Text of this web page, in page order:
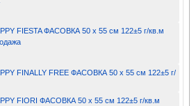
FIESTA ФАСОВКА 50 x 55 см 122±5 г/кв.м
FINALLY FREE ФАСОВКА 50 x 55 см 122±5 г/
FIORI ФАСОВКА 50 x 55 см 122±5 г/кв.м